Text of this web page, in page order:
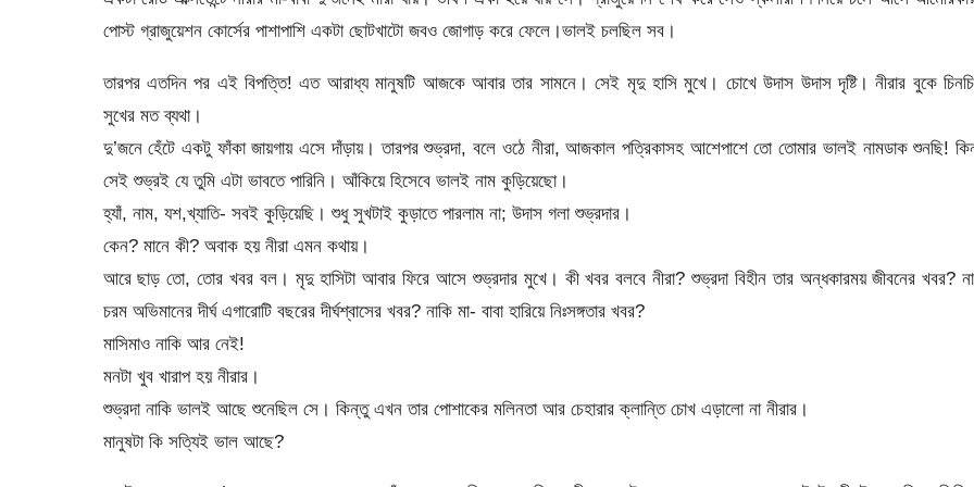
পোস্ট গ্রাজুয়েশন কোর্সের পাশাপাশি একটা ছোটখাটো জবও জোগাড় করে ফেলে।ভালই চলছিল সব।
তারপর এতদিন পর এই বিপত্তি! এত আরাধ্য মানুষটি আজকে আবার তার সামনে। সেই মৃদু হাসি মুখে। চোখে উদাস উদাস দৃষ্টি। নীরার বুকে
সুখের মত ব্যথা।
দু’জনে হেঁটে একটু ফাঁকা জায়গায় এসে দাঁড়ায়। তারপর শুভ্রদা, বলে ওঠে নীরা, আজকাল পত্রিকাসহ আশেপাশে তো তোমার ভালই নামডাক শুনছি!
সেই শুভ্রই যে তুমি এটা ভাবতে পারিনি। আঁকিয়ে হিসেবে ভালই নাম কুড়িয়েছো।
হ্যাঁ, নাম, যশ,খ্যাতি- সবই কুড়িয়েছি। শুধু সুখটাই কুড়াতে পারলাম না; উদাস গলা শুভ্রদার।
কেন? মানে কী? অবাক হয় নীরা এমন কথায়।
আরে ছাড় তো, তোর খবর বল। মৃদু হাসিটা আবার ফিরে আসে শুভ্রদার মুখে। কী খবর বলবে নীরা? শুভ্রদা বিহীন তার অন্ধকারময় জীবনের খবর?
চরম অভিমানের দীর্ঘ এগারোটি বছরের দীর্ঘশ্বাসের খবর? নাকি মা- বাবা হারিয়ে নিঃসঙ্গতার খবর?
মাসিমাও নাকি আর নেই!
মনটা খুব খারাপ হয় নীরার।
শুভ্রদা নাকি ভালই আছে শুনেছিল সে। কিন্তু এখন তার পোশাকের মলিনতা আর চেহারার ক্লান্তি চোখ এড়ালো না নীরার।
মানুষটা কি সত্যিই ভাল আছে?